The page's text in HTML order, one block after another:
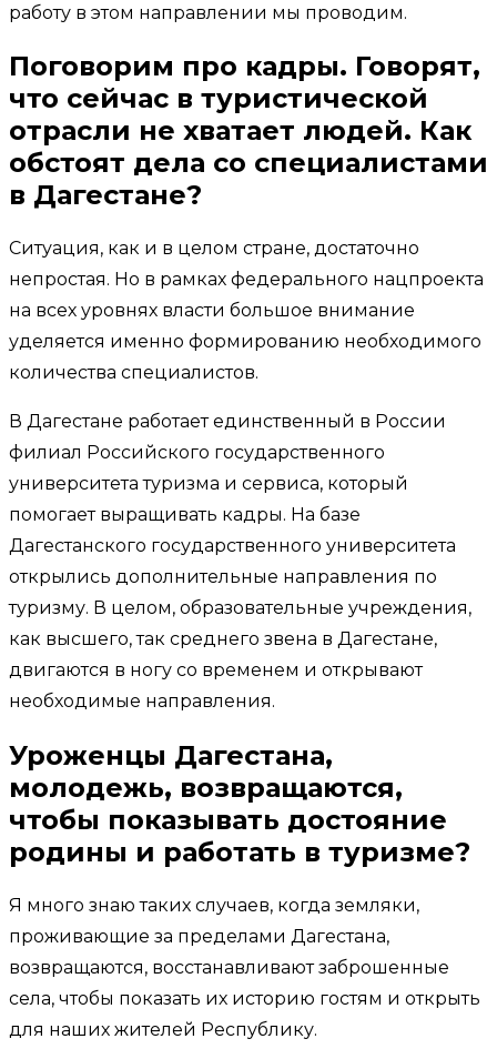
работу в этом направлении мы проводим.
Поговорим про кадры. Говорят,
что сейчас в туристической
отрасли не хватает людей. Как
обстоят дела со специалистами
в Дагестане?
Ситуация, как и в целом стране, достаточно
непростая. Но в рамках федерального нацпроекта
на всех уровнях власти большое внимание
уделяется именно формированию необходимого
количества специалистов.
В Дагестане работает единственный в России
филиал Российского государственного
университета туризма и сервиса, который
помогает выращивать кадры. На базе
Дагестанского государственного университета
открылись дополнительные направления по
туризму. В целом, образовательные учреждения,
как высшего, так среднего звена в Дагестане,
двигаются в ногу со временем и открывают
необходимые направления.
Уроженцы Дагестана,
молодежь, возвращаются,
чтобы показывать достояние
родины и работать в туризме?
Я много знаю таких случаев, когда земляки,
проживающие за пределами Дагестана,
возвращаются, восстанавливают заброшенные
села, чтобы показать их историю гостям и открыть
для наших жителей Республику.